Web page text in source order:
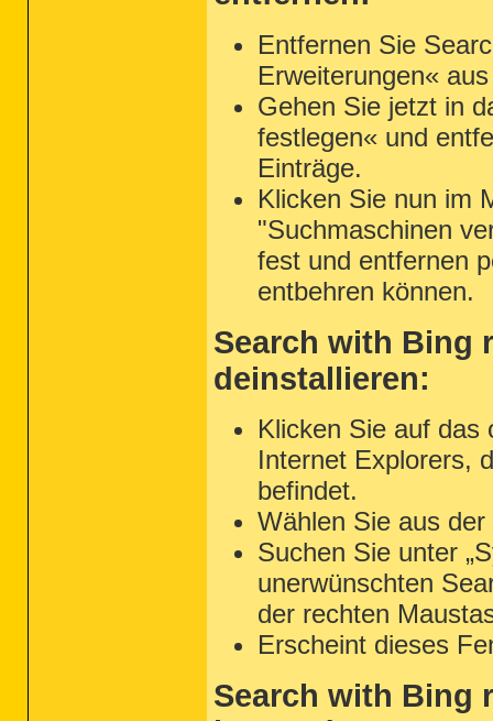
Entfernen Sie
Erweiterungen«
Gehen Sie jetzt in
festlegen« und
Einträge.
Klicken Sie nun im
"Suchmaschinen
fest und entfernen
entbehren können.
Search with Bing
deinstallieren:
Klicken Sie auf das
Internet Explorers,
befindet.
Wählen Sie aus der
Suchen Sie unter
unerwünschten
der rechten
Erscheint dieses
Search with Bing